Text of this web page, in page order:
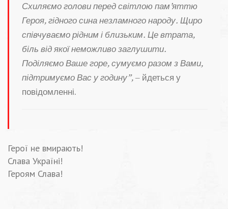
Схиляємо голови перед світлою пам’яттю
Героя, гідного сина незламного народу. Щиро
співчуваємо рідним і близьким. Це втрата,
біль від якої неможливо заглушити.
Поділяємо Ваше горе, сумуємо разом з Вами,
підтримуємо Вас у годину”, – йдеться у
повідомленні.
Герої не вмирають!
Слава Україні!
Героям Слава!